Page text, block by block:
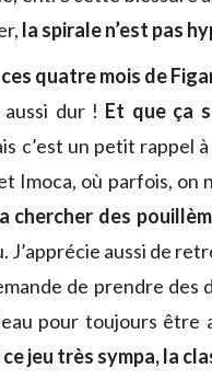
la spirale n’est pas
quatre mois de
dur ! Et que ça
c’est un petit rappel
Imoca, où parfois, on
chercher des
J’apprécie aussi de
de prendre des
pour toujours être
ce jeu très sympa, la